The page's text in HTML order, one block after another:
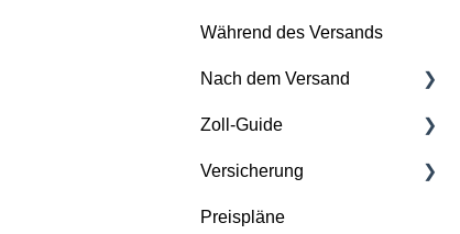
Richtig verpacken
Verbotene und
die Abholung
Abholprobleme
Während des Versands
Nach dem Versand
Reklamationsverfahren
Zoll-Guide
Zollgrundlagen
Kosten und Bedingungen
Versicherung
Zusatzversicherung -
Preispläne